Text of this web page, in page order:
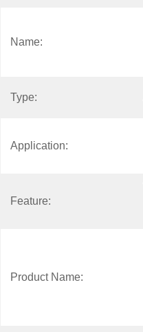
Name:
Type:
Application:
Feature:
Product Name: